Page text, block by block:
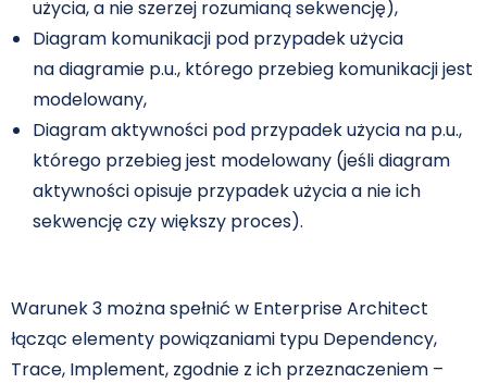
użycia, a nie szerzej rozumianą sekwencję),
Diagram komunikacji pod przypadek użycia
na diagramie p.u., którego przebieg komunikacji jest
modelowany,
Diagram aktywności pod przypadek użycia na p.u.,
którego przebieg jest modelowany (jeśli diagram
aktywności opisuje przypadek użycia a nie ich
sekwencję czy większy proces).
Warunek 3 można spełnić w Enterprise Architect
łącząc elementy powiązaniami typu Dependency,
Trace, Implement, zgodnie z ich przeznaczeniem –